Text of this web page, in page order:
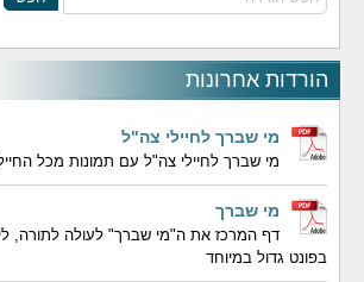
הורדות אחרונות
מי שברך לחיילי צה"ל
מי שברך לחיילי צה"ל עם תמונות מכל
מי שברך
דף המרכז את ה"מי שברך" לעולה לתורה,
בפונט גדול במיוחד